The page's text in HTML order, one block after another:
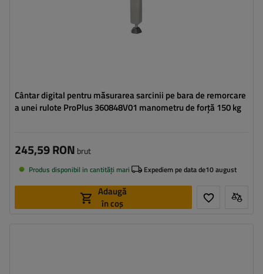
Cântar digital pentru măsurarea sarcinii pe bara de remorcare
a unei rulote ProPlus 360848V01 manometru de forță 150 kg
245,59 RON brut
Produs disponibil in cantități mari Expediem pe data de10 august
Adaugă
în coș